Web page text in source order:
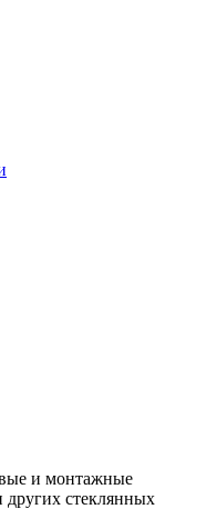
и монтажные
других стеклянных